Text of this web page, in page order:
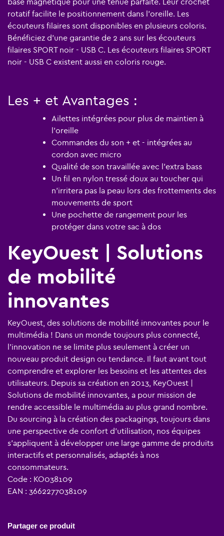
rotatif facilite le positionnement dans l'oreille. Les
écouteurs filaires sont disponibles en plusieurs coloris.
Bénéficiez d’une garantie de 2 ans sur les écouteurs
filaires SPORT noir - USB C. Les écouteurs filaires SPORT
noir - USB C existent aussi en coloris rouge.
Les + et Avantages :
Ailettes intégrées pour plus de maintien à
l'oreille
Commandes du son + et - intégrées au
cordon avec micro
Qualité de son travaillée avec l'extra bass
Un fil en nylon tressé doux au toucher qui
n'irritera pas la peau lors des frottements des
mouvements de sport
Une pochette de rangement pour les
protéger dans votre sac à dos
KeyOuest | Solutions
de mobilité
innovantes
KeyOuest, des solutions de mobilité innovantes pour le
multimédia ! Dans un monde toujours plus connecté,
l’innovation ne se limite plus seulement à créer un
nouveau produit design ou tendance. Il faut avant tout
comprendre et explorer les besoins et les attentes des
utilisateurs. Depuis sa création en 2013, KeyOuest |
Solutions de mobilité innovantes, a pour mission de
rendre accessible le multimédia au plus grand nombre.
Du sourcing à la création des packagings, toujours dans
une perspective de confort d’utilisation, nos équipes
s’appliquent à développer une large gamme de produits
interactifs et personnalisés, adaptés à nos
consommateurs.
Code : KO038109
EAN : 3662277038109
Partager ce produit